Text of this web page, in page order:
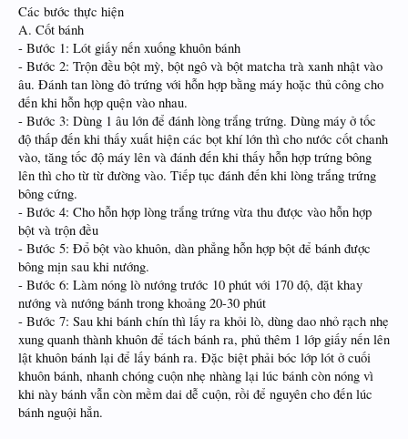
Các bước thực hiện
A. Cốt bánh
- Bước 1: Lót giấy nến xuống khuôn bánh
- Bước 2: Trộn đều bột mỳ, bột ngô và bột matcha trà xanh nhật vào
âu. Đánh tan lòng đỏ trứng với hỗn hợp bằng máy hoặc thủ công cho
đến khi hỗn hợp quện vào nhau.
- Bước 3: Dùng 1 âu lớn để đánh lòng trắng trứng. Dùng máy ở tốc
độ thấp đến khi thấy xuất hiện các bọt khí lớn thì cho nước cốt chanh
vào, tăng tốc độ máy lên và đánh đến khi thấy hỗn hợp trứng bông
lên thì cho từ từ đường vào. Tiếp tục đánh đến khi lòng trắng trứng
bông cứng.
- Bước 4: Cho hỗn hợp lòng trắng trứng vừa thu được vào hỗn hợp
bột và trộn đều
- Bước 5: Đổ bột vào khuôn, dàn phẳng hỗn hợp bột để bánh được
bông mịn sau khi nướng.
- Bước 6: Làm nóng lò nướng trước 10 phút với 170 độ, đặt khay
nướng và nướng bánh trong khoảng 20-30 phút
- Bước 7: Sau khi bánh chín thì lấy ra khỏi lò, dùng dao nhỏ rạch nhẹ
xung quanh thành khuôn để tách bánh ra, phủ thêm 1 lớp giấy nến lên
lật khuôn bánh lại để lấy bánh ra. Đặc biệt phải bóc lớp lót ở cuối
khuôn bánh, nhanh chóng cuộn nhẹ nhàng lại lúc bánh còn nóng vì
khi này bánh vẫn còn mềm dai dễ cuộn, rồi để nguyên cho đến lúc
bánh nguội hẳn.